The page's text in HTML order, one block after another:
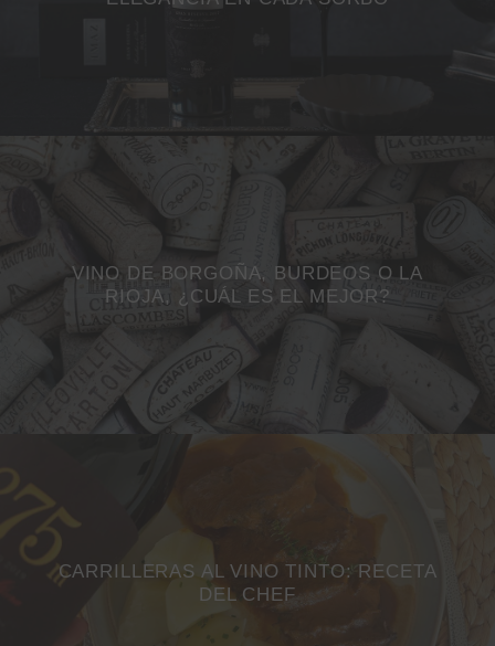
VINO DE BORGOÑA, BURDEOS O LA
RIOJA, ¿CUÁL ES EL MEJOR?
CARRILLERAS AL VINO TINTO: RECETA
DEL CHEF